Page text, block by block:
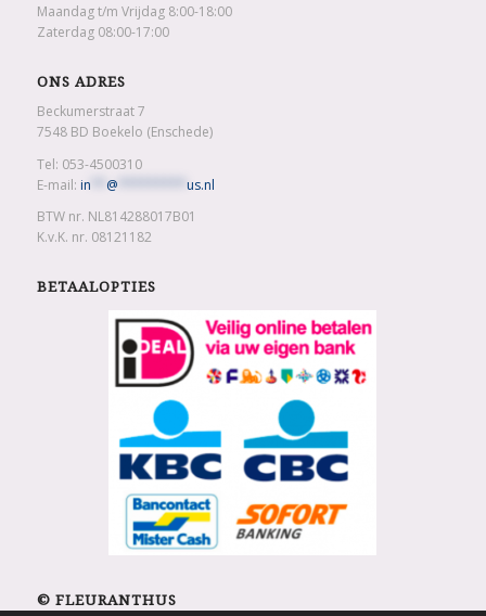
Maandag t/m Vrijdag 8:00-18:00
Zaterdag 08:00-17:00
ONS ADRES
Beckumerstraat 7
7548 BD Boekelo (Enschede)
Tel: 053-4500310
E-mail: in @
us.nl
BTW nr. NL814288017B01
K.v.K. nr. 08121182
BETAALOPTIES
© FLEURANTHUS